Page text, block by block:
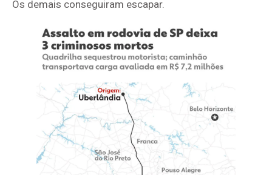
Os demais conseguiram escapar.